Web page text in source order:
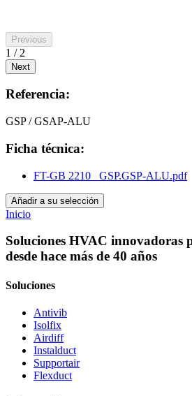
Previous
1 / 2
Next
Referencia:
GSP / GSAP-ALU
Ficha técnica:
FT-GB 2210_ GSP.GSP-ALU.pdf
Añadir a su selección
Inicio
Soluciones HVAC innovadoras
desde hace más de 40 años
Soluciones
Antivib
Isolfix
Airdiff
Instalduct
Supportair
Flexduct